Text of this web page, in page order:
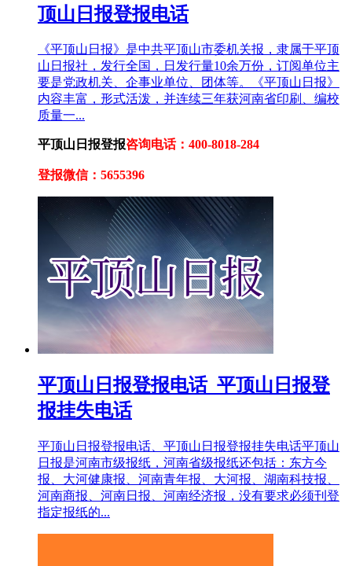
顶山日报登报电话
《平顶山日报》是中共平顶山市委机关报，隶属于平顶
山日报社，发行全国，日发行量10余万份，订阅单位主
要是党政机关、企事业单位、团体等。《平顶山日报》
内容丰富，形式活泼，并连续三年获河南省印刷、编校
质量一...
平顶山日报登报咨询电话：400-8018-284
登报微信：5655396
平顶山日报登报电话_平顶山日报登
报挂失电话
平顶山日报登报电话、平顶山日报登报挂失电话平顶山
日报是河南市级报纸，河南省级报纸还包括：东方今
报、大河健康报、河南青年报、大河报、湖南科技报、
河南商报、河南日报、河南经济报，没有要求必须刊登
指定报纸的...